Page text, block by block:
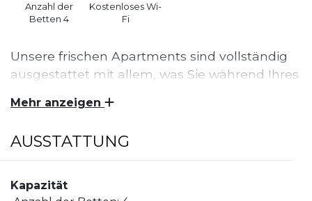
Anzahl der
Betten 4
Kostenloses Wi-
Fi
Unsere frischen Apartments sind vollständig
ausgestattet mit allem, was Sie während Ihres
Sie komfortabel und haben freien Zugang
schönen Wohnbereichen und
Grillmöglichkeiten. Wir bieten unseren Gästen
außerdem kostenloses Parken an, sofern Platz
Mehr anzeigen
AUSSTATTUNG
Kapazität